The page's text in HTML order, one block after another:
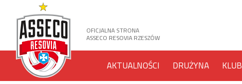
OFICJALNA STRONA
ASSECO RESOVIA RZESZÓW
AKTUALNOŚCI DRUŻYNA KLUB